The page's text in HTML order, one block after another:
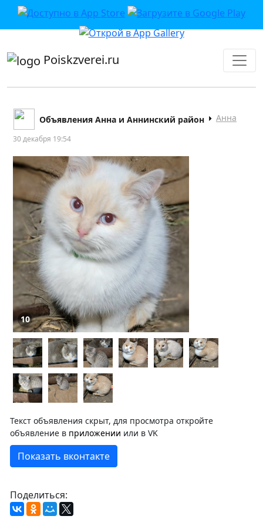
приложении или в VK">
Poiskzverei.ru
Объявления Анна и Аннинский район Анна
30 декабря 19:54
10
Текст объявления скрыт, для просмотра откройте
объявление в приложении или в VK
Показать вконтакте
Поделиться: